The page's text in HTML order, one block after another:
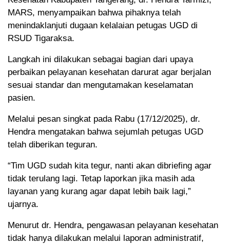
MARS, menyampaikan bahwa pihaknya telah
menindaklanjuti dugaan kelalaian petugas UGD di
RSUD Tigaraksa.
Langkah ini dilakukan sebagai bagian dari upaya
perbaikan pelayanan kesehatan darurat agar berjalan
sesuai standar dan mengutamakan keselamatan
pasien.
Melalui pesan singkat pada Rabu (17/12/2025), dr.
Hendra mengatakan bahwa sejumlah petugas UGD
telah diberikan teguran.
“Tim UGD sudah kita tegur, nanti akan dibriefing agar
tidak terulang lagi. Tetap laporkan jika masih ada
layanan yang kurang agar dapat lebih baik lagi,”
ujarnya.
Menurut dr. Hendra, pengawasan pelayanan kesehatan
tidak hanya dilakukan melalui laporan administratif,